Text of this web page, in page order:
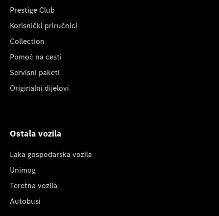
Prestige Club
Korisnički priručnici
Collection
Pomoć na cesti
Servisni paketi
Originalni dijelovi
Ostala vozila
Laka gospodarska vozila
Unimog
Teretna vozila
Autobusi